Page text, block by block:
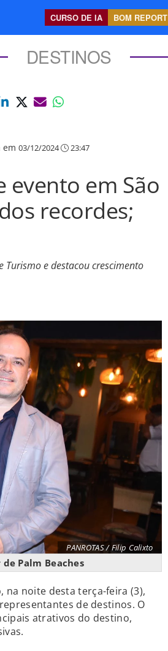
CURSO DE IA BOM REPORT
DESTINOS
em 03/12/2024 23:47
evento em São
recordes;
Turismo e destacou crescimento
PANROTAS / Filip Calixto
Palm Beaches
na noite desta terça-feira (3),
de destinos. O
atrativos do destino,